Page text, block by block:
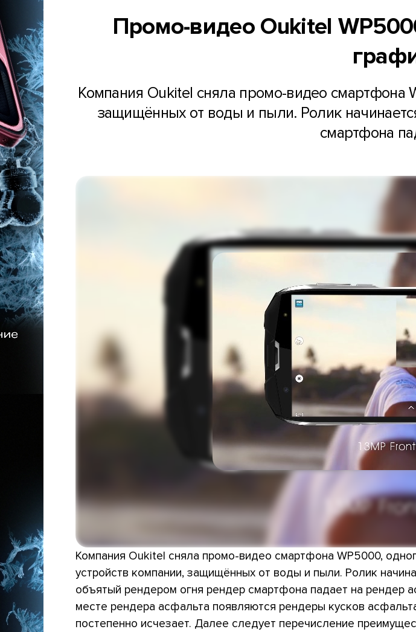
Промо-видео Oukitel
Компания Oukitel сняла промо-видео смартфона
защищённых от воды и пыли. Ролик
смартфона
Компания Oukitel сняла промо-видео смартфона WP5000,
устройств компании, защищённых от воды и пыли. Ролик
объятый рендером огня рендер смартфона падает на рендер
месте рендера асфальта появляются рендеры кусков
постепенно исчезает. Далее следует перечисление